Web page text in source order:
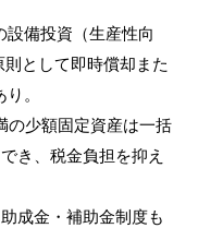
設備投資（生産性向
則として即時償却また
。
の少額固定資産は一括
き、税金負担を抑え
成金・補助金制度も